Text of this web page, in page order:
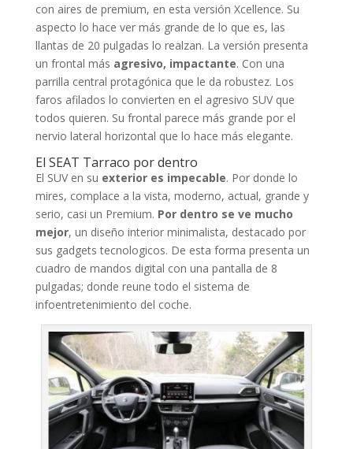
con aires de premium, en esta versión Xcellence. Su
aspecto lo hace ver más grande de lo que es, las
llantas de 20 pulgadas lo realzan. La versión presenta
un frontal más agresivo, impactante. Con una
parrilla central protagónica que le da robustez. Los
faros afilados lo convierten en el agresivo SUV que
todos quieren. Su frontal parece más grande por el
nervio lateral horizontal que lo hace más elegante.
El SEAT Tarraco por dentro
El SUV en su exterior es impecable. Por donde lo
mires, complace a la vista, moderno, actual, grande y
serio, casi un Premium. Por dentro se ve mucho
mejor, un diseño interior minimalista, destacado por
sus gadgets tecnologicos. De esta forma presenta un
cuadro de mandos digital con una pantalla de 8
pulgadas; donde reune todo el sistema de
infoentretenimiento del coche.